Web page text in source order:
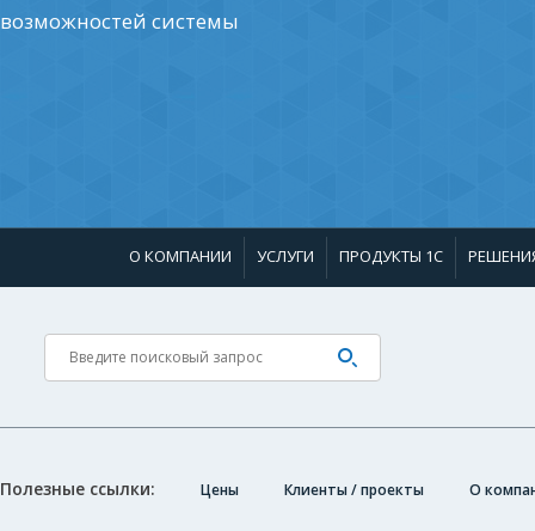
возможностей системы
О КОМПАНИИ УСЛУГИ ПРОДУКТЫ 1С
Полезные ссылки: Цены Клиенты / проекты О